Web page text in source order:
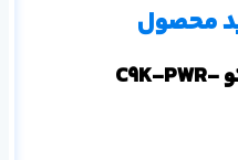
۶ ماه محصول
قیمت پاور سوئیچ سیسکو C9K-PWR-